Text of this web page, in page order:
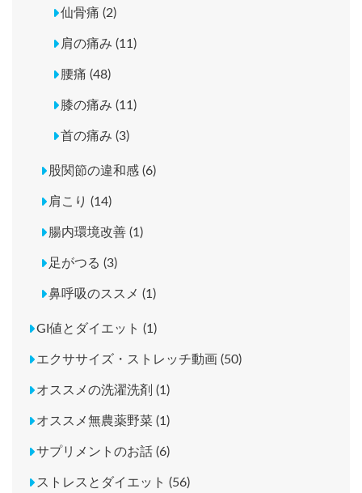
仙骨痛 (2)
肩の痛み (11)
腰痛 (48)
膝の痛み (11)
首の痛み (3)
股関節の違和感 (6)
肩こり (14)
腸内環境改善 (1)
足がつる (3)
鼻呼吸のススメ (1)
GI値とダイエット (1)
エクササイズ・ストレッチ動画 (50)
オススメの洗濯洗剤 (1)
オススメ無農薬野菜 (1)
サプリメントのお話 (6)
ストレスとダイエット (56)